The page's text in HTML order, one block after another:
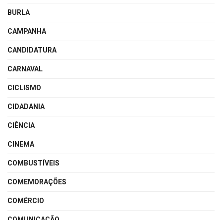
BURLA
CAMPANHA
CANDIDATURA
CARNAVAL
CICLISMO
CIDADANIA
CIÊNCIA
CINEMA
COMBUSTÍVEIS
COMEMORAÇÕES
COMÉRCIO